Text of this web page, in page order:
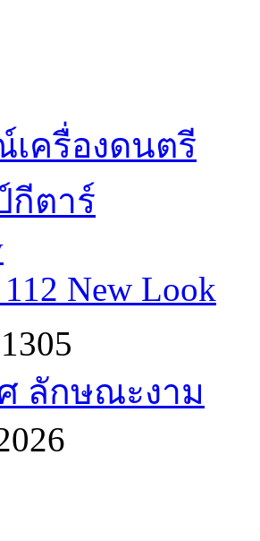
ครื่องดนตรี
กีตาร์
New Look
ลักษณะงาม